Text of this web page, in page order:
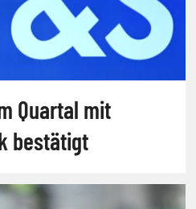
Quartal mit
bestätigt